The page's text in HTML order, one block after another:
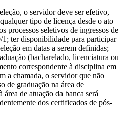
o servidor deve ser efetivo,
tipo de licença desde o ato
processos seletivos de ingressos de
ter disponibilidade para participar
em datas a serem definidas;
(bacharelado, licenciatura ou
correspondente à disciplina em
a chamada, o servidor que não
de graduação na área de
de atuação da banca será
dos certificados de pós-